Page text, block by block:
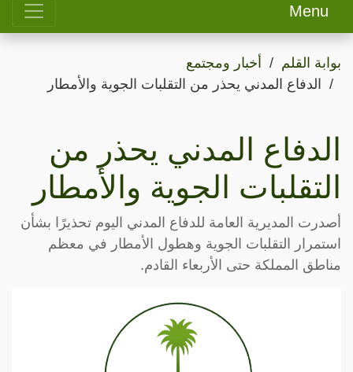
Menu
بوابة القلم
أخبار ومجتمع
الدفاع المدني يحذر من التقلبات الجوية والأمطار
الدفاع المدني يحذر من
التقلبات الجوية والأمطار
أصدرت المديرية العامة للدفاع المدني اليوم تحذيرًا بشأن
استمرار التقلبات الجوية وهطول الأمطار في معظم
مناطق المملكة حتى الأربعاء القادم.